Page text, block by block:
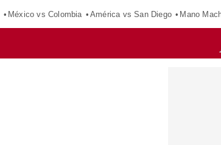
México vs Colombia América vs San Diego Mano